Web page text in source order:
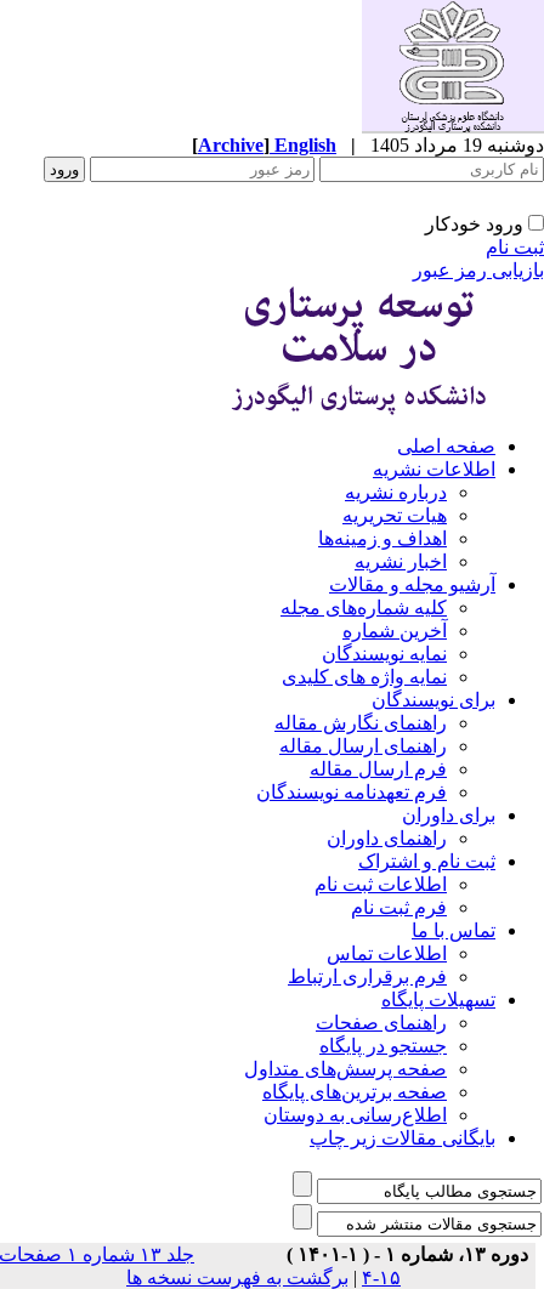
19 مرداد 1405 |
English
[Archive]
ورود خودکار
نام
رمز عبور
صفحه اصلی
اطلاعات نشریه
درباره نشریه
هیات تحریریه
اهداف و زمینه‌ها
اخبار نشریه
آرشیو مجله و مقالات
کلیه شماره‌های مجله
آخرین شماره
نمایه نویسندگان
نمایه واژه های کلیدی
برای نویسندگان
راهنمای نگارش مقاله
راهنمای ارسال مقاله
فرم ارسال مقاله
فرم تعهدنامه نویسندگان
برای داوران
راهنمای داوران
ثبت نام و اشتراک
اطلاعات ثبت نام
فرم ثبت نام
تماس با ما
اطلاعات تماس
فرم برقراری ارتباط
تسهیلات پایگاه
راهنمای صفحات
جستجو در پایگاه
صفحه پرسش‌های متداول
صفحه برترین‌های پایگاه
اطلاع‌رسانی به دوستان
بایگانی مقالات زیر چاپ
دوره ۱۳، شماره ۱ - ( ۱-۱۴۰۱ )
جلد ۱۳ شماره ۱ صفحات
۱۵-۴
|برگشت به فهرست نسخه ها